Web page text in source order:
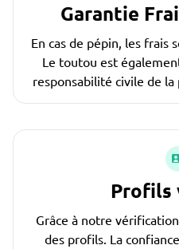
Garantie
En cas de pépin, les frais
Le toutou est
responsabilité civile de
Profils
Grâce à notre
des profils. La